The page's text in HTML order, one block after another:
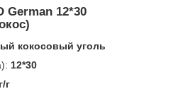
German 12*30
кокосовый уголь
12*30
г